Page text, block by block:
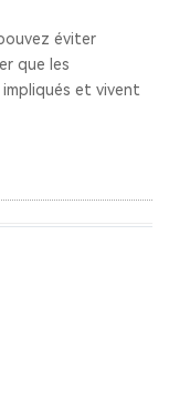
éviter
que les
et vivent
VOIES
UNIVERSEL
DE